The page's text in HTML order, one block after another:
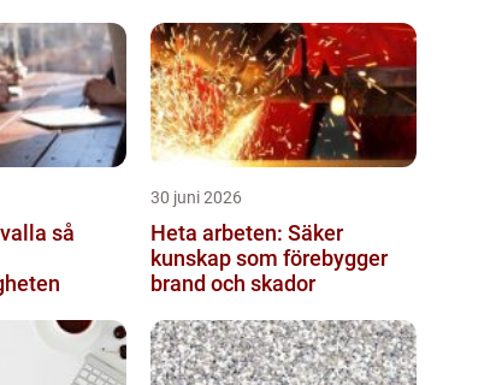
så
30 juni 2026
Heta arbeten: Säker
kunskap som förebygger
brand och skador